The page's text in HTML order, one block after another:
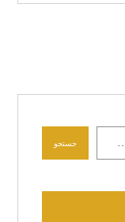
جستجو